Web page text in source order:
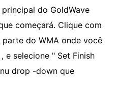
do GoldWave
começará. Clique com
do WMA onde você
e selecione " Set Finish
drop -down que